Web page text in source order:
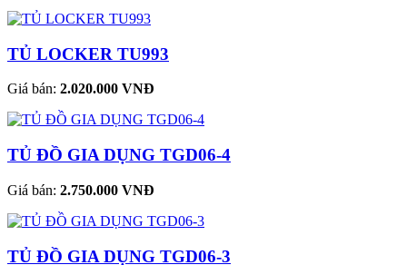
TỦ LOCKER TU993
Giá bán: 2.020.000 VNĐ
TỦ ĐỒ GIA DỤNG TGD06-4
Giá bán: 2.750.000 VNĐ
TỦ ĐỒ GIA DỤNG TGD06-3